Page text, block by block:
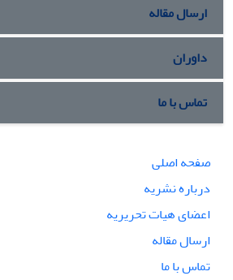
ارسال مقاله
داوران
تماس با ما
صفحه اصلی
درباره نشریه
اعضای هیات تحریریه
ارسال مقاله
تماس با ما